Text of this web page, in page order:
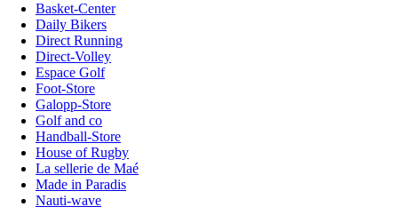
Basket-Center
Daily Bikers
Direct Running
Direct-Volley
Espace Golf
Foot-Store
Galopp-Store
Golf and co
Handball-Store
House of Rugby
La sellerie de Maé
Made in Paradis
Nauti-wave